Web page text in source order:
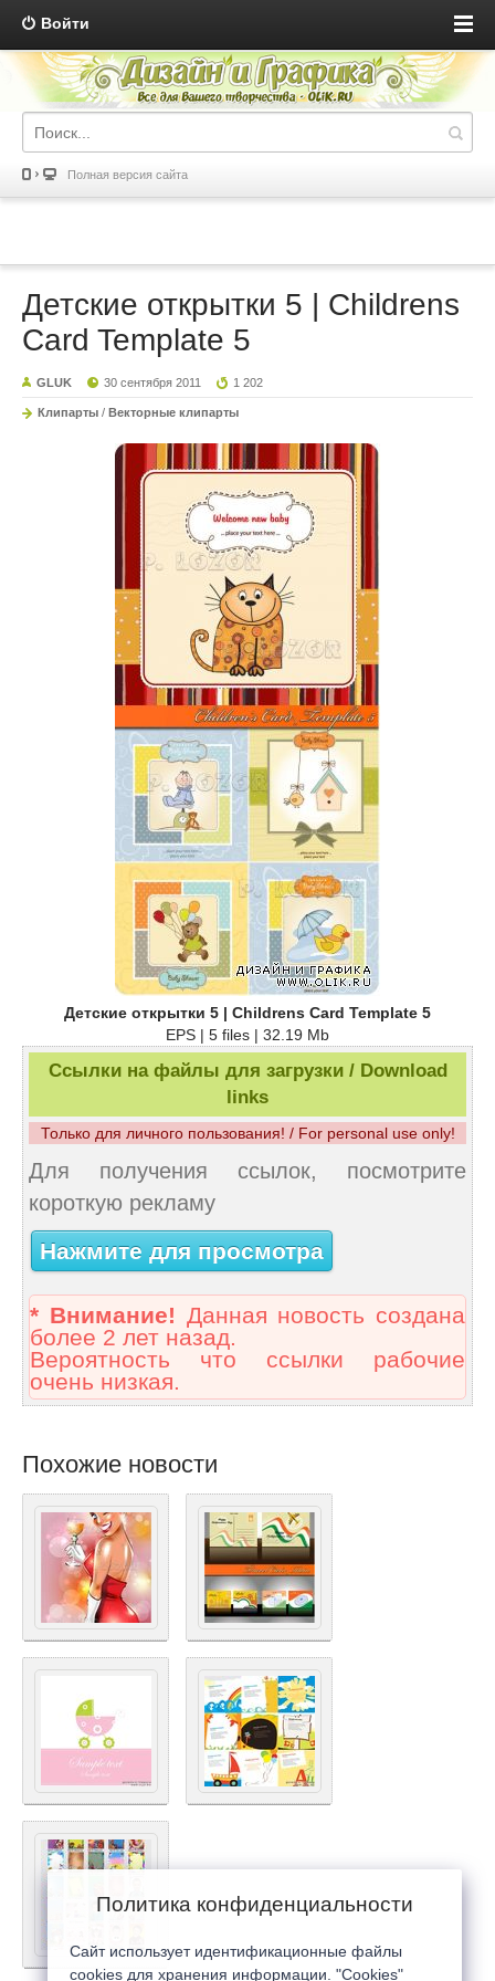
Войти
Полная версия сайта
Детские открытки 5 | Childrens
Card Template 5
GLUK 30 сентября 2011 1 202
Клипарты / Векторные клипарты
Детские открытки 5 | Childrens Card Template 5
EPS | 5 files | 32.19 Mb
Ссылки на файлы для загрузки / Download
links
Только для личного пользования! / For personal use only!
Для получения ссылок, посмотрите
короткую рекламу
Нажмите для просмотра
* Внимание! Данная новость создана
более 2 лет назад.
Вероятность что ссылки рабочие
очень низкая.
Похожие новости
Политика конфиденциальности
Сайт использует идентификационные файлы
cookies для хранения информации. "Cookies"